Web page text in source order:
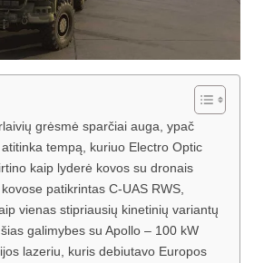
grėsmė sparčiai auga, ypač
tempą, kuriuo Electro Optic
kaip lyderė kovos su dronais
patikrintas C-UAS RWS,
vienas stipriausių kinetinių variantų
galimybes su Apollo – 100 kW
lazeriu, kuris debiutavo Europos